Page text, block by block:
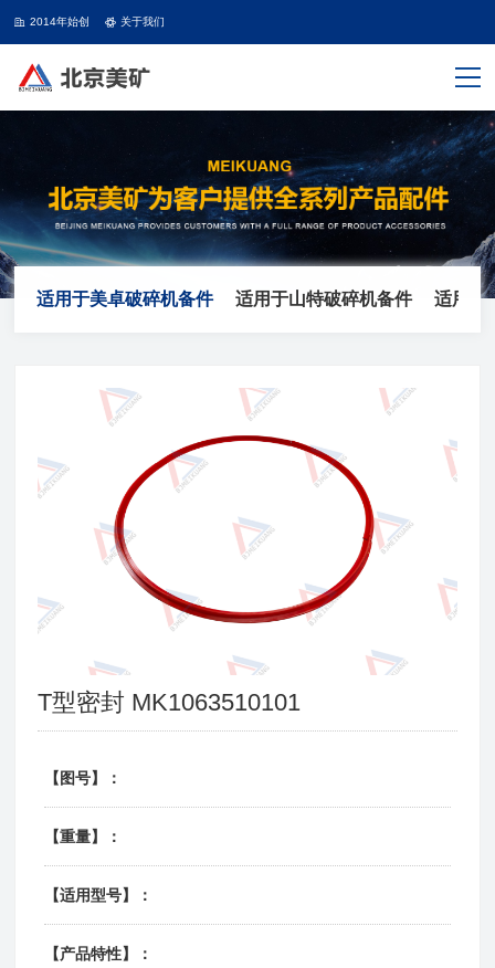
2014年始创 关于我们
适用于美卓破碎机备件 适用于山特破碎机备件 适用于
T型密封 MK1063510101
【图号】：
【重量】：
【适用型号】：
【产品特性】：